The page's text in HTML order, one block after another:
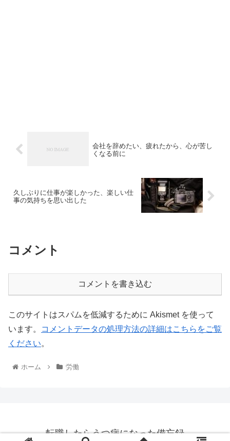
会社を辞めたい、疲れたから、心が苦し
くなる前に
久しぶりに仕事が楽しかった、楽しい仕
事の気持ちを思い出した
コメント
コメントを書き込む
このサイトはスパムを低減するために Akismet を使って
います。
コメントデータの処理方法の詳細はこちらをご覧
ください。
ホーム 労働
転職したらうつ病になった備忘録